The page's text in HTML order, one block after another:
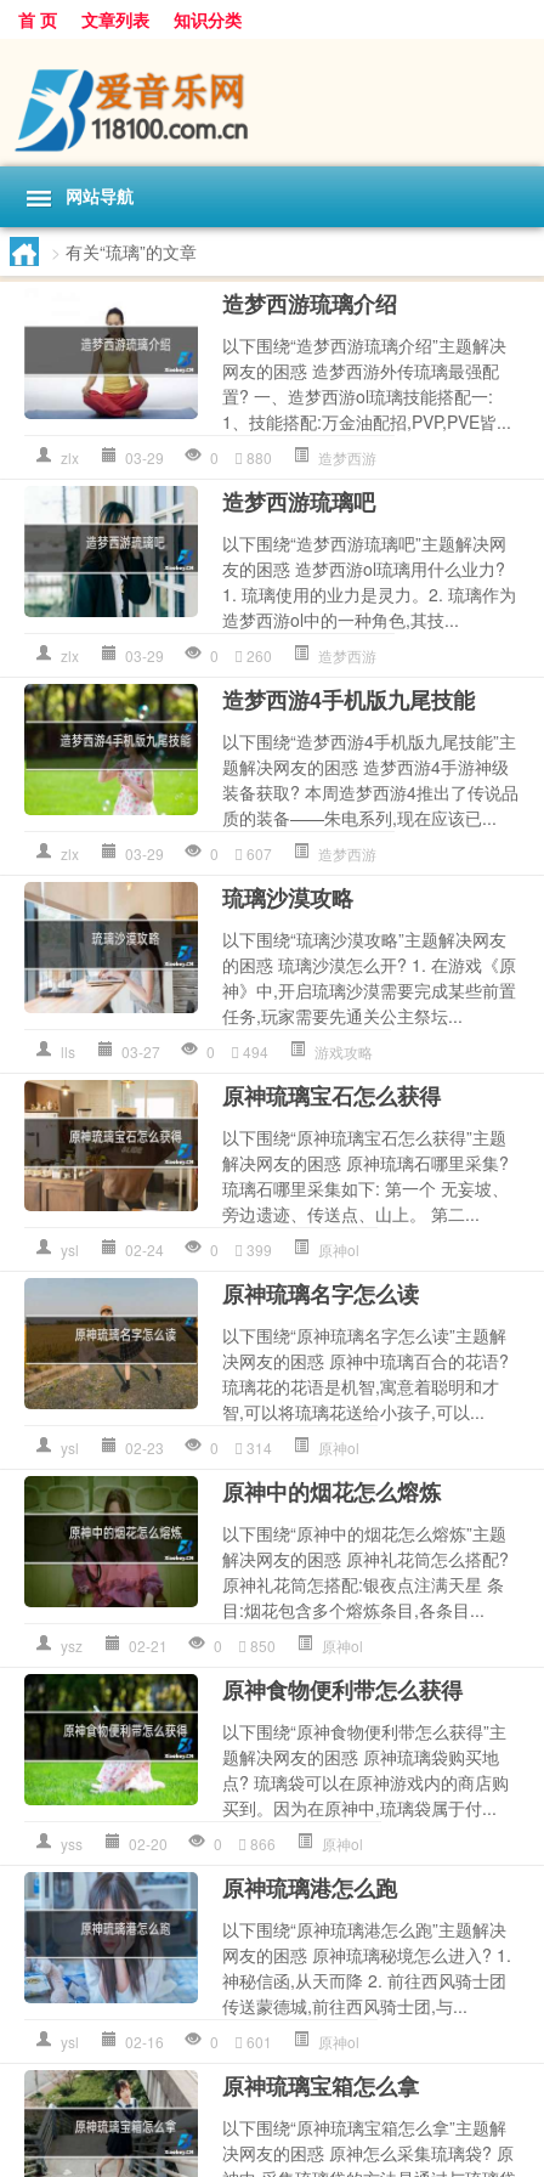
首 页 文章列表 知识分类
网站导航
> 有关“琉璃”的文章
造梦西游琉璃介绍
以下围绕“造梦西游琉璃介绍”主题解决
网友的困惑 造梦西游外传琉璃最强配
置? 一、造梦西游ol琉璃技能搭配一:
1、技能搭配:万金油配招,PVP,PVE皆...
zlx 03-29 0 880 造梦西游
造梦西游琉璃吧
以下围绕“造梦西游琉璃吧”主题解决网
友的困惑 造梦西游ol琉璃用什么业力?
1. 琉璃使用的业力是灵力。2. 琉璃作为
造梦西游ol中的一种角色,其技...
zlx 03-29 0 260 造梦西游
造梦西游4手机版九尾技能
以下围绕“造梦西游4手机版九尾技能”主
题解决网友的困惑 造梦西游4手游神级
装备获取? 本周造梦西游4推出了传说品
质的装备——朱电系列,现在应该已...
zlx 03-29 0 607 造梦西游
琉璃沙漠攻略
以下围绕“琉璃沙漠攻略”主题解决网友
的困惑 琉璃沙漠怎么开? 1. 在游戏《原
神》中,开启琉璃沙漠需要完成某些前置
任务,玩家需要先通关公主祭坛...
lls 03-27 0 494 游戏攻略
原神琉璃宝石怎么获得
以下围绕“原神琉璃宝石怎么获得”主题
解决网友的困惑 原神琉璃石哪里采集?
琉璃石哪里采集如下: 第一个 无妄坡、
旁边遗迹、传送点、山上。 第二...
ysl 02-24 0 399 原神ol
原神琉璃名字怎么读
以下围绕“原神琉璃名字怎么读”主题解
决网友的困惑 原神中琉璃百合的花语?
琉璃花的花语是机智,寓意着聪明和才
智,可以将琉璃花送给小孩子,可以...
ysl 02-23 0 314 原神ol
原神中的烟花怎么熔炼
以下围绕“原神中的烟花怎么熔炼”主题
解决网友的困惑 原神礼花筒怎么搭配?
原神礼花筒怎搭配:银夜点注满天星 条
目:烟花包含多个熔炼条目,各条目...
ysz 02-21 0 850 原神ol
原神食物便利带怎么获得
以下围绕“原神食物便利带怎么获得”主
题解决网友的困惑 原神琉璃袋购买地
点? 琉璃袋可以在原神游戏内的商店购
买到。因为在原神中,琉璃袋属于付...
yss 02-20 0 866 原神ol
原神琉璃港怎么跑
以下围绕“原神琉璃港怎么跑”主题解决
网友的困惑 原神琉璃秘境怎么进入? 1.
神秘信函,从天而降 2. 前往西风骑士团
传送蒙德城,前往西风骑士团,与...
ysl 02-16 0 601 原神ol
原神琉璃宝箱怎么拿
以下围绕“原神琉璃宝箱怎么拿”主题解
决网友的困惑 原神怎么采集琉璃袋? 原